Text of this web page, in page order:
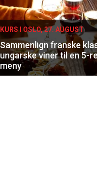
KURS I OSLO, 27. AUGUST
Sammenlign franske
ungarske viner til en 5-
meny